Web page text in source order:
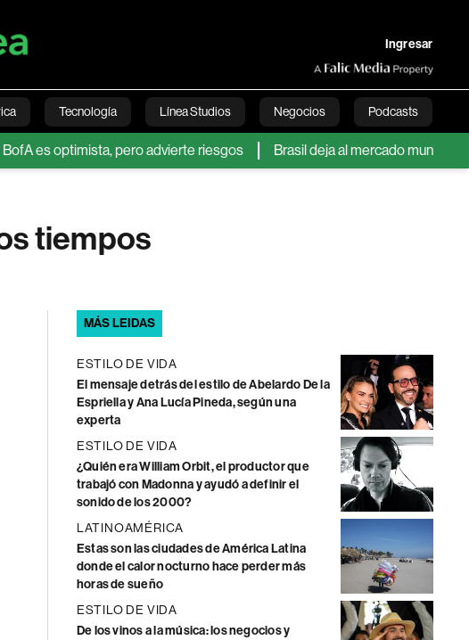
Ingresar
Tecnología Línea Studios Negocios Podcasts
Videos English
pero advierte riesgos Brasil deja al mercado mundial del
tiempos
MÁS LEIDAS
ESTILO DE VIDA
El mensaje detrás del estilo de Abelardo De la
Espriella y Ana Lucía Pineda, según una
experta
ESTILO DE VIDA
¿Quién era William Orbit, el productor que
trabajó con Madonna y ayudó a definir el
sonido de los 2000?
LATINOAMÉRICA
Estas son las ciudades de América Latina
donde el calor nocturno hace perder más
horas de sueño
ESTILO DE VIDA
De los vinos a la música: los negocios y